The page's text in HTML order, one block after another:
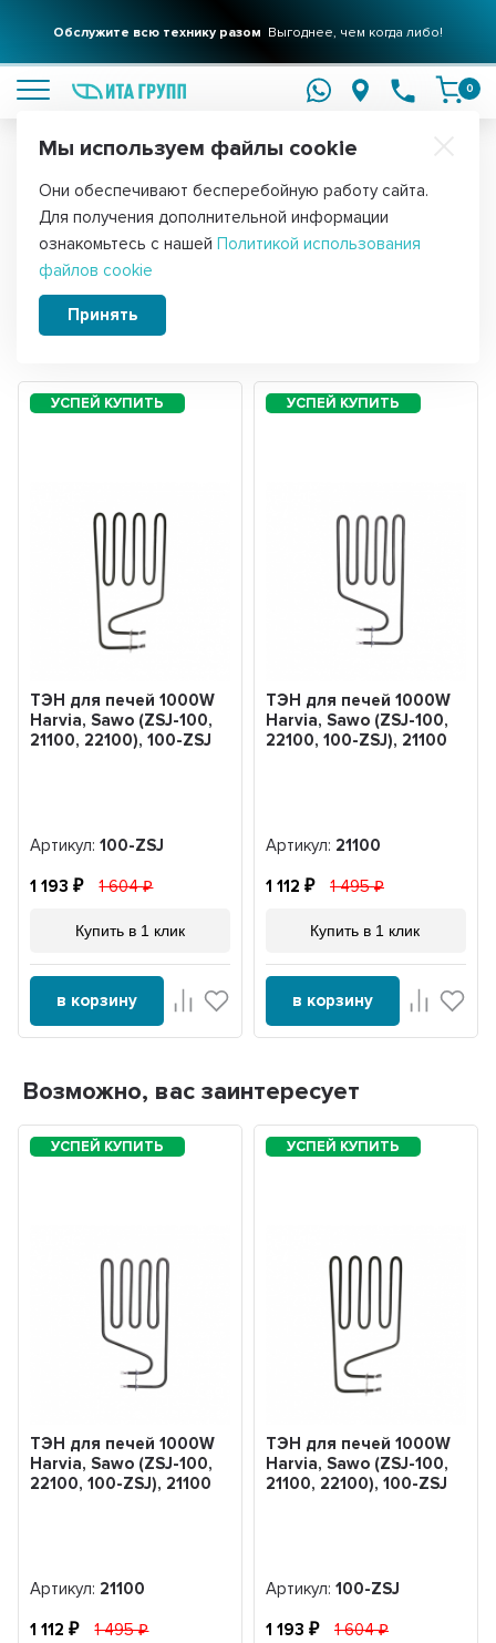
Обслужите всю технику разом Выгоднее, чем когда либо!
0
Главная Запчасти для воздушного оборудования ТЭНы для
ТЭНы для саун 1 кВт
Сортировать:
ТЭН для печей 1000W
Harvia, Sawo (ZSJ-100,
21100, 22100), 100-ZSJ
Артикул:100-ZSJ
1 193 1 604
Купить в 1 клик
в корзину
ТЭН для печей 1000W
Harvia, Sawo (ZSJ-100,
22100, 100-ZSJ), 21100
Артикул: 21100
1 112 1 495
Купить в 1 клик
в корзину
Возможно, вас заинтересует
ТЭН для печей 1000W
Harvia, Sawo (ZSJ-100,
22100, 100-ZSJ), 21100
Артикул: 21100
1 112 1 495
ТЭН для печей 1000W
Harvia, Sawo (ZSJ-100,
21100, 22100), 100-ZSJ
Артикул: 100-ZSJ
1 193 1 604
Мы используем файлы cookie
Они обеспечивают бесперебойную работу сайта.
Для получения дополнительной информации
ознакомьтесь с нашей Политикой использования
файлов cookie
Принять